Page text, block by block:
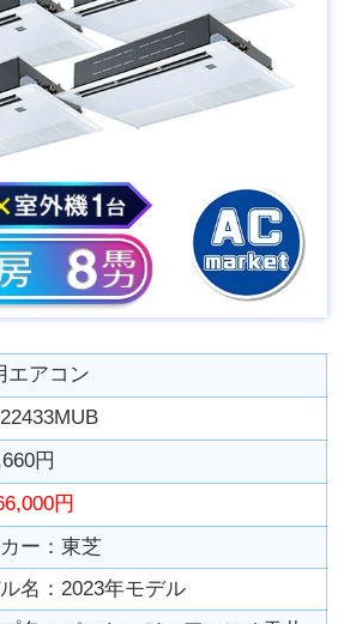
エアコン
円
円
ー：東芝
名：2023年モデル